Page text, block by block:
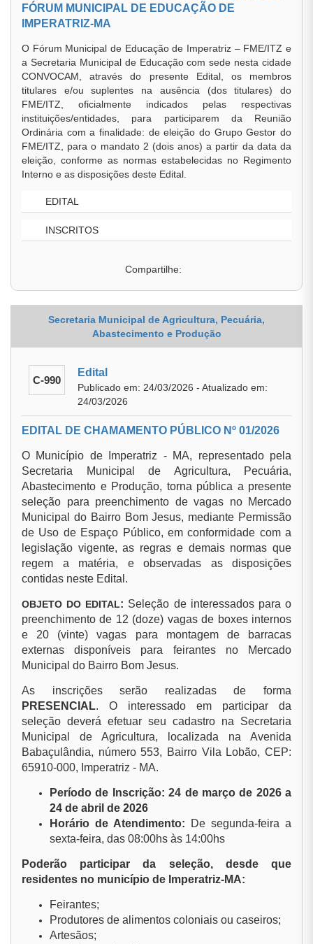
FÓRUM MUNICIPAL DE EDUCAÇÃO DE
IMPERATRIZ-MA
O Fórum Municipal de Educação de Imperatriz – FME/ITZ e
a Secretaria Municipal de Educação com sede nesta cidade
CONVOCAM, através do presente Edital, os membros
titulares e/ou suplentes na ausência (dos titulares) do
FME/ITZ, oficialmente indicados pelas respectivas
instituições/entidades, para participarem da Reunião
Ordinária com a finalidade: de eleição do Grupo Gestor do
FME/ITZ, para o mandato 2 (dois anos) a partir da data da
eleição, conforme as normas estabelecidas no Regimento
Interno e as disposições deste Edital.
EDITAL
INSCRITOS
Compartilhe:
Secretaria Municipal de Agricultura, Pecuária,
Abastecimento e Produção
C-990
Edital
Publicado em: 24/03/2026 - Atualizado em:
24/03/2026
EDITAL DE CHAMAMENTO PÚBLICO Nº 01/2026
O Município de Imperatriz - MA, representado pela
Secretaria Municipal de Agricultura, Pecuária,
Abastecimento e Produção, torna pública a presente
seleção para preenchimento de vagas no Mercado
Municipal do Bairro Bom Jesus, mediante Permissão
de Uso de Espaço Público, em conformidade com a
legislação vigente, as regras e demais normas que
regem a matéria, e observadas as disposições
contidas neste Edital.
OBJETO DO EDITAL: Seleção de interessados para o
preenchimento de 12 (doze) vagas de boxes internos
e 20 (vinte) vagas para montagem de barracas
externas disponíveis para feirantes no Mercado
Municipal do Bairro Bom Jesus.
As inscrições serão realizadas de forma
PRESENCIAL. O interessado em participar da
seleção deverá efetuar seu cadastro na Secretaria
Municipal de Agricultura, localizada na Avenida
Babaçulândia, número 553, Bairro Vila Lobão, CEP:
65910-000, Imperatriz - MA.
Período de Inscrição: 24 de março de 2026 a
24 de abril de 2026
Horário de Atendimento: De segunda-feira a
sexta-feira, das 08:00hs às 14:00hs
Poderão participar da seleção, desde que
residentes no município de Imperatriz-MA:
Feirantes;
Produtores de alimentos coloniais ou caseiros;
Artesãos;